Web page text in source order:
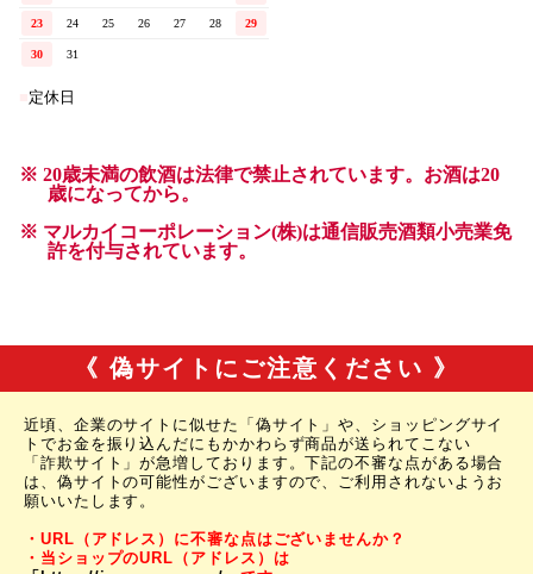
《 偽サイトにご注意ください 》
近頃、企業のサイトに似せた「偽サイト」や、ショッピングサイ
トでお金を振り込んだにもかかわらず商品が送られてこない
「詐欺サイト」が急増しております。下記の不審な点がある場合
は、偽サイトの可能性がございますので、ご利用されないようお
願いいたします。
・URL（アドレス）に不審な点はございませんか？
・当ショップのURL（アドレス）は